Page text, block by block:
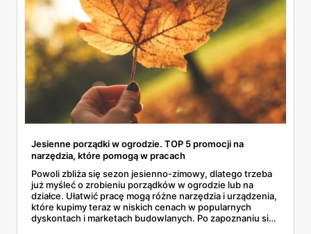
Jesienne porządki w ogrodzie. TOP 5 promocji na
narzędzia, które pomogą w pracach
Powoli zbliża się sezon jesienno-zimowy, dlatego trzeba
już myśleć o zrobieniu porządków w ogrodzie lub na
działce. Ułatwić pracę mogą różne narzędzia i urządzenia,
które kupimy teraz w niskich cenach w popularnych
dyskontach i marketach budowlanych. Po zapoznaniu się